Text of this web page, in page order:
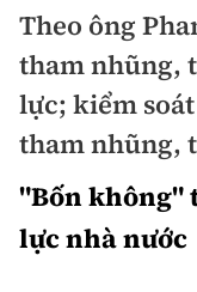
Chính trị
Xã hội
Chuyện dọc đường
Cải chính
Xây dựng
Chỉ đạo điều hành
Quy hoạch kiến
Vật liệu xây dựng
Giao thông
Quản lý
Kinh tế
Thị trường
Pháp luật
Theo ông
tham nhũng,
lực; kiểm
tham nhũng,
"Bốn không"
lực nhà nước